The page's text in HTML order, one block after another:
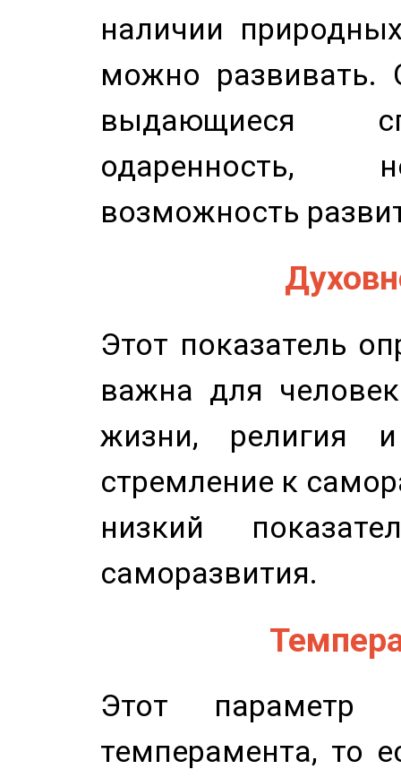
наличии
можно развивать.
выдающиеся
одаренность,
возможность
Этот показатель
важна для
жизни, религия
стремление к
низкий
саморазвития.
Этот параметр
темперамента, то